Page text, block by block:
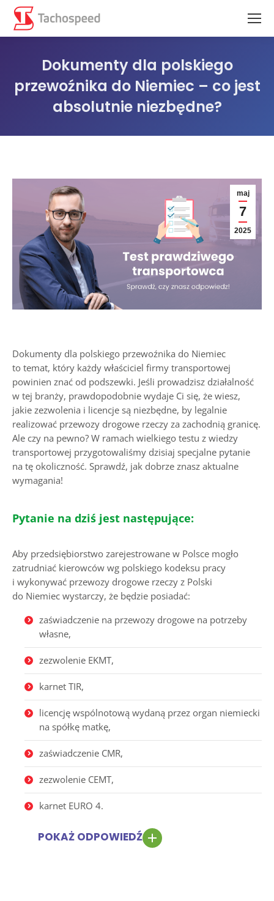
Dokumenty dla polskiego
przewoźnika do Niemiec – co jest
absolutnie niezbędne?
maj
7
2025
Dokumenty dla polskiego przewoźnika do Niemiec
to temat, który każdy właściciel firmy transportowej
powinien znać od podszewki. Jeśli prowadzisz działalność
w tej branży, prawdopodobnie wydaje Ci się, że wiesz,
jakie zezwolenia i licencje są niezbędne, by legalnie
realizować przewozy drogowe rzeczy za zachodnią granicę.
Ale czy na pewno? W ramach wielkiego testu z wiedzy
transportowej przygotowaliśmy dzisiaj specjalne pytanie
na tę okoliczność. Sprawdź, jak dobrze znasz aktualne
wymagania!
Pytanie na dziś jest następujące:
Aby przedsiębiorstwo zarejestrowane w Polsce mogło
zatrudniać kierowców wg polskiego kodeksu pracy
i wykonywać przewozy drogowe rzeczy z Polski
do Niemiec wystarczy, że będzie posiadać:
zaświadczenie na przewozy drogowe na potrzeby
własne,
zezwolenie EKMT,
karnet TIR,
licencję wspólnotową wydaną przez organ niemiecki
na spółkę matkę,
zaświadczenie CMR,
zezwolenie CEMT,
karnet EURO 4.
POKAŻ ODPOWIEDŹ